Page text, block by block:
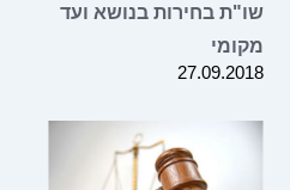
שו"ת בחירות בנושא ועד
מקומי
27.09.2018